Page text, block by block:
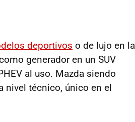
deportivos o de lujo en la
generador en un SUV
al uso. Mazda siendo
nivel técnico, único en el